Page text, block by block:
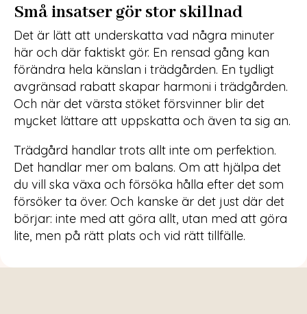
Små insatser gör stor skillnad
Det är lätt att underskatta vad några minuter
här och där faktiskt gör. En rensad gång kan
förändra hela känslan i trädgården. En tydligt
avgränsad rabatt skapar harmoni i trädgården.
Och när det värsta stöket försvinner blir det
mycket lättare att uppskatta och även ta sig an.
Trädgård handlar trots allt inte om perfektion.
Det handlar mer om balans. Om att hjälpa det
du vill ska växa och försöka hålla efter det som
försöker ta över. Och kanske är det just där det
börjar: inte med att göra allt, utan med att göra
lite, men på rätt plats och vid rätt tillfälle.